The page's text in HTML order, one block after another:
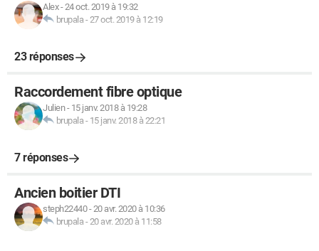
Alex-24 oct. 2019 à 19:32
brupala -27 oct. 2019 à 12:19
23 réponses
Raccordement fibre optique
Julien- 15 janv. 2018 à 19:28
brupala - 15 janv. 2018 à 22:21
7 réponses
Ancien boitier DTI
steph22440-20 avr. 2020 à 10:36
brupala -20 avr. 2020 à 11:58